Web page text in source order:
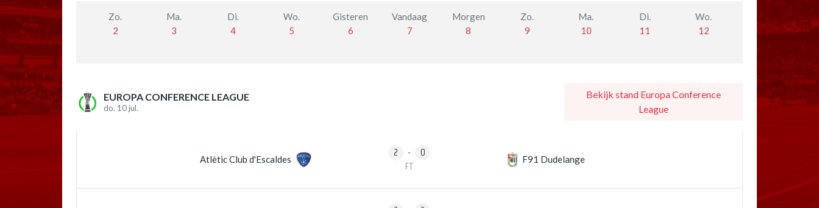
Zo.
2
Ma.
3
Di.
4
Wo.
5
Gisteren
6
Vandaag
7
Morgen
8
Zo.
9
Ma.
10
Di.
11
Wo.
12
EUROPA CONFERENCE LEAGUE
do. 10 jul.
Bekijk stand Europa Conference
League
Atlètic Club d'Escaldes 2 -
0
FT
F91 Dudelange